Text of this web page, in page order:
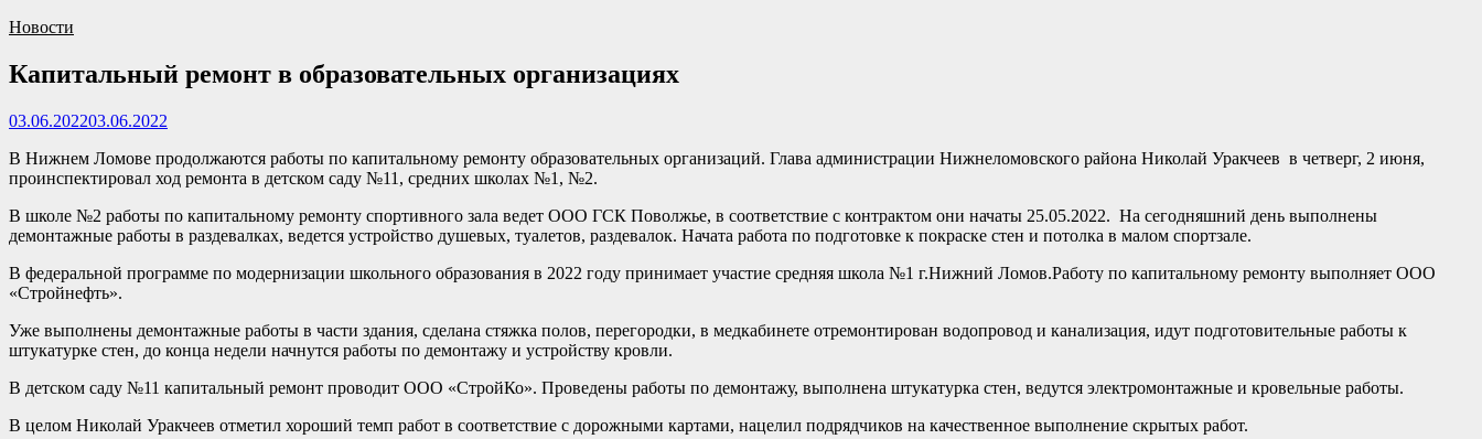
Новости
Капитальный ремонт в образовательных организациях
03.06.202203.06.2022
В Нижнем Ломове продолжаются работы по капитальному ремонту образовательных организаций. Глава администрации Нижнеломовского района Николай Уракчеев в четверг, 2 июня,
проинспектировал ход ремонта в детском саду №11, средних школах №1, №2.
В школе №2 работы по капитальному ремонту спортивного зала ведет ООО ГСК Поволжье, в соответствие с контрактом они начаты 25.05.2022. На сегодняшний день выполнены
демонтажные работы в раздевалках, ведется устройство душевых, туалетов, раздевалок. Начата работа по подготовке к покраске стен и потолка в малом спортзале.
В федеральной программе по модернизации школьного образования в 2022 году принимает участие средняя школа №1 г.Нижний Ломов.Работу по капитальному ремонту выполняет ООО
«Стройнефть».
Уже выполнены демонтажные работы в части здания, сделана стяжка полов, перегородки, в медкабинете отремонтирован водопровод и канализация, идут подготовительные работы к
штукатурке стен, до конца недели начнутся работы по демонтажу и устройству кровли.
В детском саду №11 капитальный ремонт проводит ООО «СтройКо». Проведены работы по демонтажу, выполнена штукатурка стен, ведутся электромонтажные и кровельные работы.
В целом Николай Уракчеев отметил хороший темп работ в соответствие с дорожными картами, нацелил подрядчиков на качественное выполнение скрытых работ.